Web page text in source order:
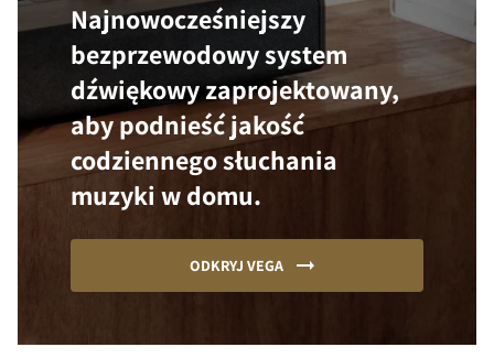
Najnowocześniejszy
bezprzewodowy system
dźwiękowy zaprojektowany,
aby podnieść jakość
codziennego słuchania
muzyki w domu.
ODKRYJ VEGA